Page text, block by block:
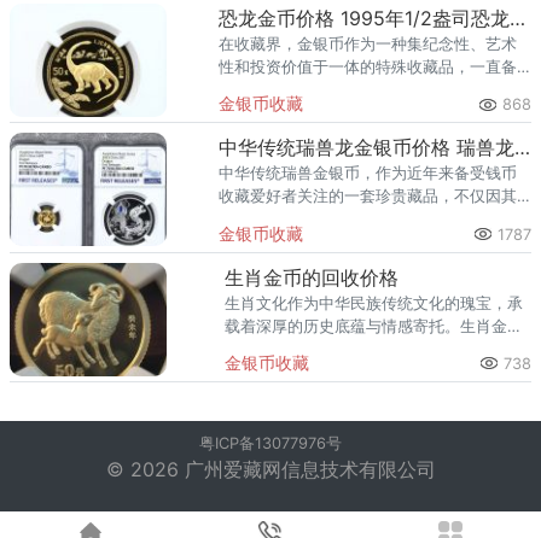
恐龙金币价格 1995年1/2盎司恐龙金币值多少钱
在收藏界，金银币作为一种集纪念性、艺术
性和投资价值于一体的特殊收藏品，一直备
前价格在15000-18000-33000元左右，恐龙
金币
金银币收藏 868
中华传统瑞兽龙金银币价格 瑞兽龙金银币值多少钱
中华传统瑞兽金银币，作为近年来备受钱币
收藏爱好者关注的一套珍贵藏品，不仅因其
限量发行的特殊性质而备受追捧。据悉，中
华传统瑞兽龙金银币价格大致在
金银币收藏 1787
生肖金币的回收价格
生肖文化作为中华民族传统文化的瑰宝，承
载着深厚的历史底蕴与情感寄托。生肖金币
的艺术品，更是兼具收藏与投资价值的热门
金银币收藏 738
粤ICP备13077976号
© 2026 广州爱藏网信息技术有限公司